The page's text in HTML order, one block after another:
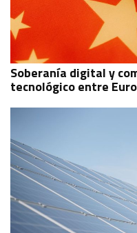
Soberanía digital y
tecnológico entre